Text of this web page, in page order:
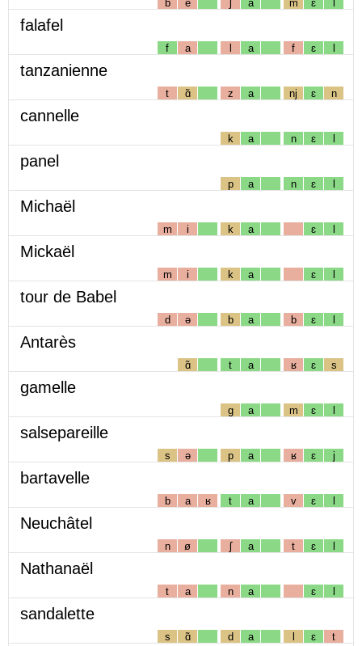
b e ʃ a m ɛ l
falafel
f a l a f ɛ l
tanzanienne
t ɑ̃ z a nj ɛ n
cannelle
k a n ɛ l
panel
p a n ɛ l
Michaël
m i k a ɛ l
Mickaël
m i k a ɛ l
tour de Babel
d ə b a b ɛ l
Antarès
ɑ̃ t a ʁ ɛ s
gamelle
g a m ɛ l
salsepareille
s ə p a ʁ ɛ j
bartavelle
b a ʁ t a v ɛ l
Neuchâtel
n ø ʃ a t ɛ l
Nathanaël
t a n a ɛ l
sandalette
s ɑ̃ d a l ɛ t